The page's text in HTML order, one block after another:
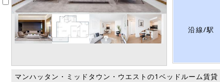
沿線/駅
マンハッタン・ミッドタウン・ウエストの1ベッドルーム賃